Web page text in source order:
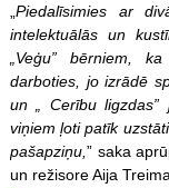
Piedalīsimies ar
intelektuālās un
„Veģu” bērniem,
darboties, jo izrādē
un „ Cerību
viņiem ļoti patīk
pašapziņu, ” saka
un režisore Aija